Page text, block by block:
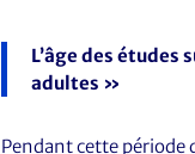
L’âge des
adultes »
Pendant cette période